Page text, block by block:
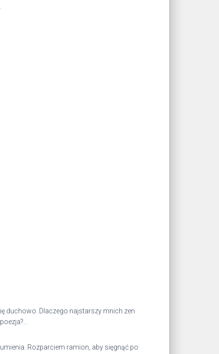
duchowo. Dlaczego najstarszy mnich zen
Rozparciem ramion, aby sięgnąć po